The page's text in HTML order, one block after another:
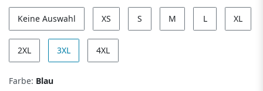
Keine Auswahl XS S M L XL
2XL 3XL 4XL
Farbe: Blau